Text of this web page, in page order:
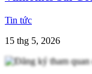
Tin tức
15 thg 5, 2026